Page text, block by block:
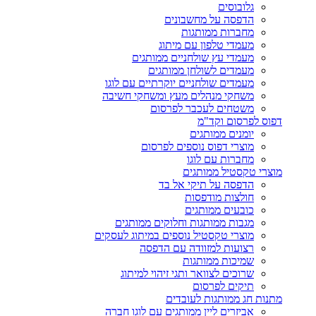
גלובוסים
הדפסה על מחשבונים
מחברות ממותגות
מעמדי טלפון עם מיתוג
מעמדי עץ שולחניים ממותגים
מעמדים לשולחן ממותגים
מעמדים שולחניים יוקרתיים עם לוגו
משחקי מנהלים מעץ ומשחקי חשיבה
משטחים לעכבר לפרסום
דפוס לפרסום וקד"מ
יומנים ממותגים
מוצרי דפוס נוספים לפרסום
מחברות עם לוגו
מוצרי טקסטיל ממותגים
הדפסה על תיקי אל בד
חולצות מודפסות
כובעים ממותגים
מגבות ממותגות וחלוקים ממותגים
מוצרי טקסטיל נוספים במיתוג לעסקים
רצועות למזוודה עם הדפסה
שמיכות ממותגות
שרוכים לצוואר ותגי זיהוי למיתוג
תיקים לפרסום
מתנות חג ממותגות לעובדים
אביזרים ליין ממותגים עם לוגו חברה